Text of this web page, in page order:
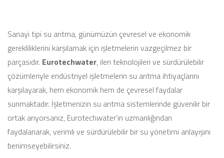
Sanayi tipi su arıtma, günümüzün çevresel ve ekonomik
gerekliliklerini karşılamak için işletmelerin vazgeçilmez bir
parçasıdır. Eurotechwater, ileri teknolojileri ve sürdürülebilir
çözümleriyle endüstriyel işletmelerin su arıtma ihtiyaçlarını
karşılayarak, hem ekonomik hem de çevresel faydalar
sunmaktadır. İşletmenizin su arıtma sistemlerinde güvenilir bir
ortak arıyorsanız, Eurotechwater’ın uzmanlığından
faydalanarak, verimli ve sürdürülebilir bir su yönetimi anlayışını
benimseyebilirsiniz.